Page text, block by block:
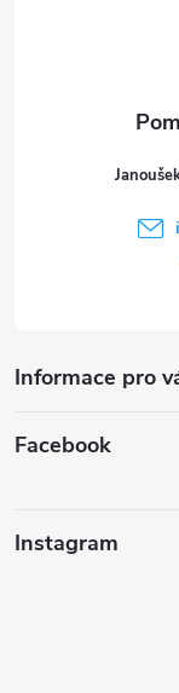
Informace pro
Facebook
Instagram